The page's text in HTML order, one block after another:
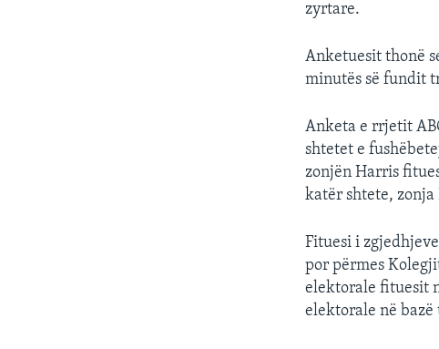
zyrtare.
Anketuesit thonë
minutës së fundit
Anketa e rrjetit
shtetet e
zonjën Harris
katër shtete, zonja
Fituesi i
por përmes
elektorale fituesit
elektorale në